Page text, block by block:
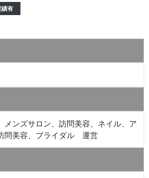
績有
メンズサロン、訪問美容、ネイル、ア
問美容、ブライダル 運営